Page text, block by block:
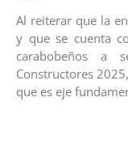
Al reiterar que la
y que se cuenta
carabobeños a
Constructores
que es eje